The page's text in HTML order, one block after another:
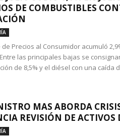
DE COMBUSTIBLES
de Precios al Consumidor acumuló
las principales bajas se
de 8,5% y el diésel con una caída
MAS ABORDA
REVISIÓN DE ACTIVOS